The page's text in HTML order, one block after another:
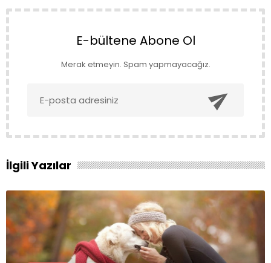
E-bültene Abone Ol
Merak etmeyin. Spam yapmayacağız.

İlgili Yazılar